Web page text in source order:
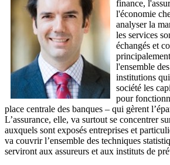
finance,
l'économie
analyser la
les services
échangés et
l'ensemble
institutions
société les
pour
place centrale des banques – qui gèrent
L’assurance, elle, va surtout se concentrer
auxquels sont exposés entreprises et
va couvrir l’ensemble des techniques
serviront aux assureurs et aux instituts de